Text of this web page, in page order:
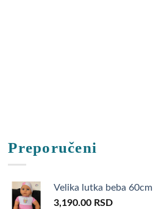
Preporučeni
Velika lutka beba 60cm
3,190.00 RSD